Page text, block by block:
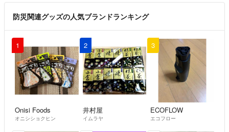
防災関連グッズの人気ブランドランキング
1
Onisi Foods
オニシショクヒン
2
井村屋
イムラヤ
3
ECOFLOW
エコフロー